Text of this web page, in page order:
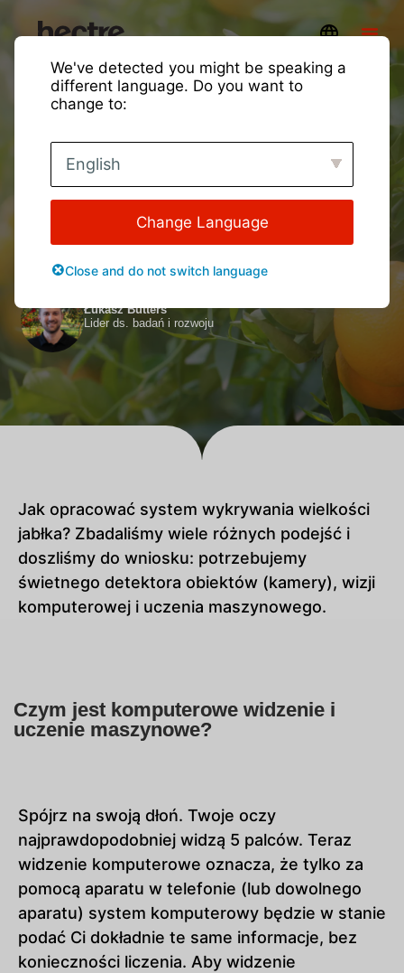
Wybór właściwej metody
szacowania wielkości
owoców podczas zbioru
Aplikacja do pomiaru wielkości owoców
Łukasz Butters
Lider ds. badań i rozwoju
Jak opracować system wykrywania wielkości
jabłka? Zbadaliśmy wiele różnych podejść i
doszliśmy do wniosku: potrzebujemy
świetnego detektora obiektów (kamery), wizji
komputerowej i uczenia maszynowego.
Czym jest komputerowe widzenie i
uczenie maszynowe?
Spójrz na swoją dłoń. Twoje oczy
najprawdopodobniej widzą 5 palców. Teraz
widzenie komputerowe oznacza, że tylko za
pomocą aparatu w telefonie (lub dowolnego
aparatu) system komputerowy będzie w stanie
podać Ci dokładnie te same informacje, bez
konieczności liczenia. Aby widzenie
We've detected you might be speaking a
different language. Do you want to
change to:
English
Change Language
Close and do not switch language